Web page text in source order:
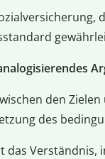
den
des
das